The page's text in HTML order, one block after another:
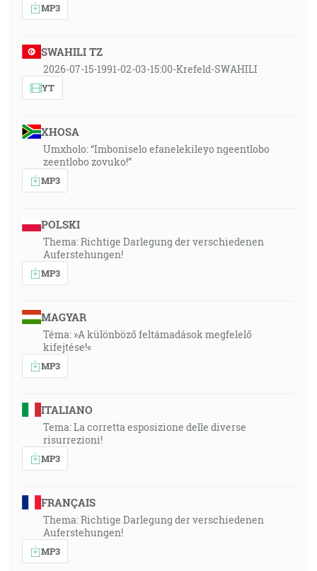
MP3
SWAHILI TZ
2026-07-15-1991-02-03-15:00-Krefeld-SWAHILI
YT
XHOSA
Umxholo: “Imboniselo efanelekileyo ngeentlobo
zeentlobo zovuko!”
MP3
POLSKI
Thema: Richtige Darlegung der verschiedenen
Auferstehungen!
MP3
MAGYAR
Téma: »A különböző feltámadások megfelelő
kifejtése!«
MP3
ITALIANO
Tema: La corretta esposizione delle diverse
risurrezioni!
MP3
FRANÇAIS
Thema: Richtige Darlegung der verschiedenen
Auferstehungen!
MP3